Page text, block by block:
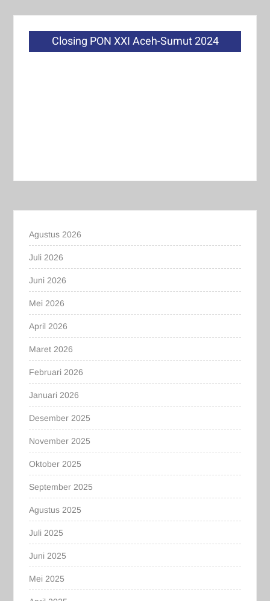
Closing PON XXI Aceh-Sumut 2024
Agustus 2026
Juli 2026
Juni 2026
Mei 2026
April 2026
Maret 2026
Februari 2026
Januari 2026
Desember 2025
November 2025
Oktober 2025
September 2025
Agustus 2025
Juli 2025
Juni 2025
Mei 2025